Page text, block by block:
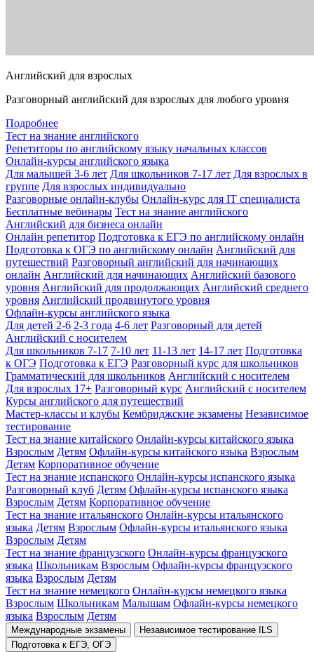
Английский для взрослых
Разговорный английский для взрослых для любого уровня
Подробнее
Тест на знание английского
Репетиторы по английскому языку начальных классов
Онлайн-курсы английского языка
Для малышей 3-6 лет Для школьников 7-17 лет Для взрослых в
группе Для взрослых индивидуально
Разговорные онлайн-клубы Онлайн-курс для IT специалиста
Бесплатные вебинары Тест на знание английского
Английский для бизнеса онлайн
Онлайн репетитор Подготовка к ЕГЭ по английскому онлайн
Подготовка к ОГЭ по английскому онлайн Английский для
путешествий Разговорный английский для начинающих
онлайн Английский для начинающих Английский базового
уровня Английский для продолжающих Английский среднего
уровня Английский продвинутого уровня
Офлайн-курсы английского языка
Для детей 2-6 2-3 года 4-6 лет Разговорный для детей
Английский с носителем
Для школьников 7-17 7-10 лет 11-13 лет 14-17 лет Подготовка
к ОГЭ Подготовка к ЕГЭ Разговорный курс для школьников
Грамматический для школьников Английский с носителем
Для взрослых 17+ Разговорный курс Английский с носителем
Курсы английского для путешествий
Мастер-классы и клубы Кембриджские экзамены Независимое
тестирование
Тест на знание китайского Онлайн-курсы китайского языка
Взрослым Детям Офлайн-курсы китайского языка Взрослым
Детям Корпоративное обучение
Тест на знание испанского Онлайн-курсы испанского языка
Разговорный клуб Детям Офлайн-курсы испанского языка
Взрослым Детям Корпоративное обучение
Тест на знание итальянского Онлайн-курсы итальянского
языка Детям Взрослым Офлайн-курсы итальянского языка
Взрослым Детям
Тест на знание французского Онлайн-курсы французского
языка Школьникам Взрослым Офлайн-курсы французского
языка Взрослым Детям
Тест на знание немецкого Онлайн-курсы немецкого языка
Взрослым Школьникам Малышам Офлайн-курсы немецкого
языка Взрослым Детям
Международные экзамены
Независимое тестирование ILS
Подготовка к ЕГЭ, ОГЭ